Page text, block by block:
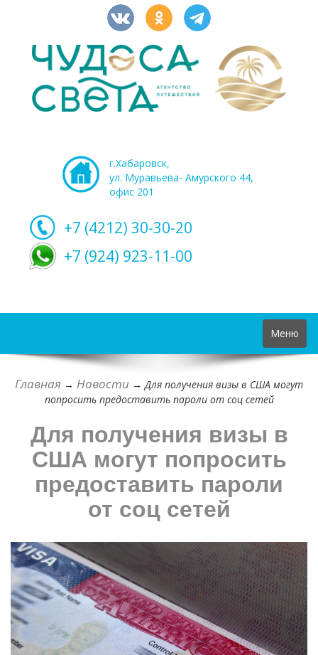
г.Хабаровск,
ул. Муравьева- Амурского 44,
офис 201
+7 (4212) 30-30-20
+7 (924) 923-11-00
Toggle
navigation
Меню
Главная → Новости →Для получения визы в США могут
попросить предоставить пароли от соц сетей
Для получения визы в
США могут попросить
предоставить пароли
от соц сетей